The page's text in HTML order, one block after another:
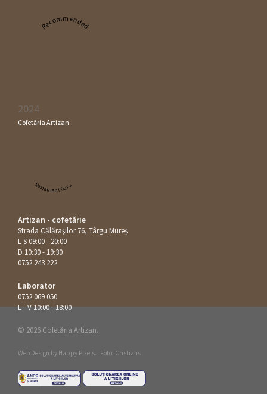
Recommended
2024
Cofetăria Artizan
Restaurant Guru
Artizan - cofetărie
Strada Călăraşilor 76, Târgu Mureș
L-S 09:00 - 20:00
D 10:30 - 19:30
0752 243 222
Laborator
0752 069 050
L - V 10:00 - 18:00
© 2026 Cofetăria Artizan.
Web Design by Happy Pixels. Foto: Cristians